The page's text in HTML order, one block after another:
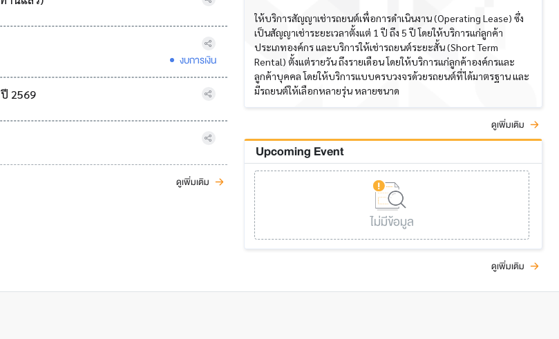
งบการเงิน
2569
ดูเพิ่มเติม
ให้บริการสัญญาเช่ารถยนต์เพื่อการดำเนินงาน (Operating Lease) ซึ่ง
เป็นสัญญาเช่าระยะเวลาตั้งแต่ 1 ปี ถึง 5 ปี โดยให้บริการแก่ลูกค้า
ประเภทองค์กร และบริการให้เช่ารถยนต์ระยะสั้น (Short Term
Rental) ตั้งแต่รายวัน ถึงรายเดือน โดยให้บริการแก่ลูกค้าองค์กรและ
ลูกค้าบุคคล โดยให้บริการแบบครบวงจรด้วยรถยนต์ที่ได้มาตรฐาน และ
มีรถยนต์ให้เลือกหลายรุ่น หลายขนาด
ดูเพิ่มเติม
Upcoming Event
ไม่มีข้อมูล
ดูเพิ่มเติม